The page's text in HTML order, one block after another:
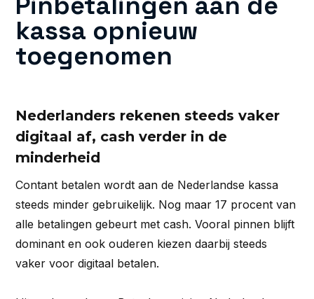
kassa opnieuw
toegenomen
Nederlanders rekenen steeds vaker
digitaal af, cash verder in de
minderheid
Contant betalen wordt aan de Nederlandse kassa
steeds minder gebruikelijk. Nog maar 17 procent van
alle betalingen gebeurt met cash. Vooral pinnen blijft
dominant en ook ouderen kiezen daarbij steeds
vaker voor digitaal betalen.